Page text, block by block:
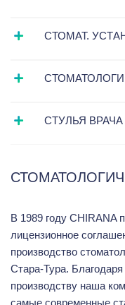
СТОМАТ.
СТУЛЬЯ
В 1989 году CHIRANA
лицензионное
производство
Стара-Тура.
производству наша
самые современные